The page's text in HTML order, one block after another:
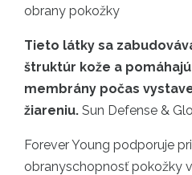
obrany pokožky
Tieto látky sa
štruktúr kože a
membrány počas
žiareniu. Sun Defense &
Forever Young podporuje
obranyschopnosť pokožky